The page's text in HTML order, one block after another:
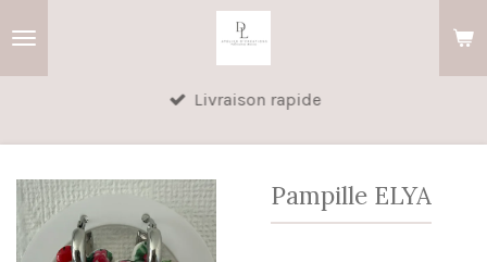
Livraison rapide
Pampille ELYA